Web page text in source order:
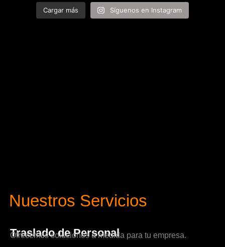
Cargar más Síguenos en Instagram
Nuestros Servicios
Traslado de Personal
Ofrecemos soluciones a medida para tu empresa.